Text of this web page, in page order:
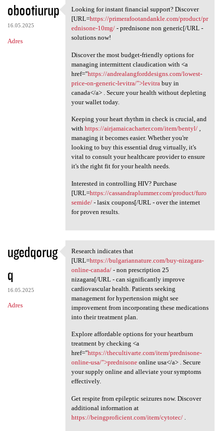
obootiurup
16.05.2025
Adres
Looking for instant financial
Looking for instant financial support? Discover
[URL=https://primerafootandankle.com/product/pr
ednisone-10mg/- prednisone non generic[/URL -
solutions now!
Discover the most budget-friendly options for
managing intermittent claudication with <a
href="https://andrealangforddesigns.com/lowest-
price-on-generic-levitra/">levitra buy in
canada</a> . Secure your health without depleting
your wallet today.
Keeping your heart rhythm in check is crucial, and
with https://airjamaicacharter.com/item/bentyl/,
managing it becomes easier. Whether you're
looking to buy this essential drug virtually, it's
vital to consult your healthcare provider to ensure
it's the right fit for your health needs.
Interested in controlling HIV? Purchase
[URL=https://cassandraplummer.com/product/furo
semide/- lasix coupons[/URL - over the internet
for proven results.
ugedqorug
q
16.05.2025
Adres
Research indicates that [URL
Research indicates that
[URL=https://bulgariannature.com/buy-nizagara-
online-canada/- non prescription 25
nizagara[/URL - can significantly improve
cardiovascular health. Patients seeking
management for hypertension might see
improvement from incorporating these medications
into their treatment plan.
Explore affordable options for your heartburn
treatment by checking <a
href="https://thecultivarte.com/item/prednisone-
online-usa/">prednisoneonline usa</a> . Secure
your supply online and alleviate your symptoms
effectively.
Get respite from epileptic seizures now. Discover
additional information at
https://beingproficient.com/item/cytotec/.